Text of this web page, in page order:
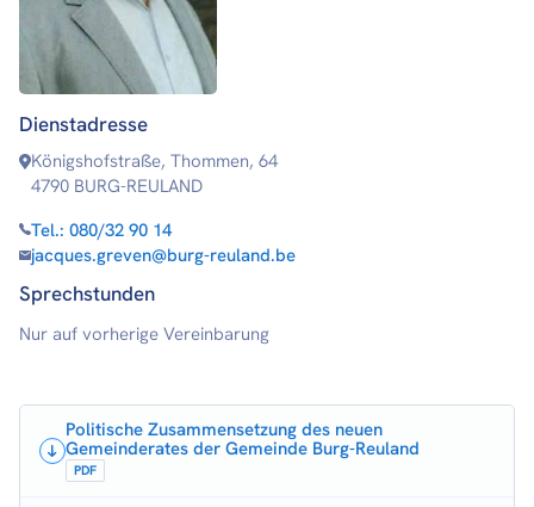
Dienstadresse
Königshofstraße, Thommen, 64
4790 BURG-REULAND
Tel.: 080/32 90 14
jacques.greven@burg-reuland.be
Sprechstunden
Nur auf vorherige Vereinbarung
Politische Zusammensetzung des neuen
Gemeinderates der Gemeinde Burg-Reuland
PDF